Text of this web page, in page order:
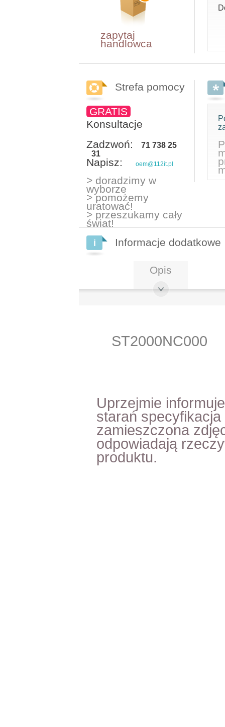
zapytaj
handlowca
Strefa pomocy
GRATIS
Konsultacje
Zadzwoń:
71 738 25
31
Napisz: oem@112it.pl
> doradzimy w
wyborze
> pomożemy
uratować!
> przeszukamy cały
świat!
Informacje dodatkowe
Opis
ST2000NC000
Uprzejmie
starań
zamieszczona
odpowiadają
produktu.